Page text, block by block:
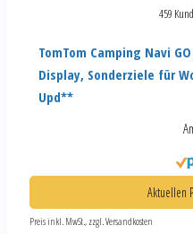
459
TomTom Camping Navi
Display, Sonderziele für
Upd**
Aktuellen
Preis inkl. MwSt., zzgl. Versandkosten